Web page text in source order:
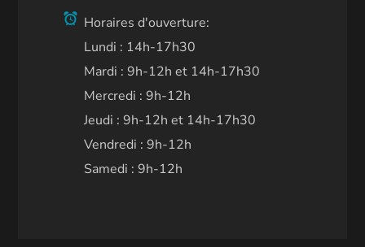
Horaires d'ouverture:
Lundi : 14h-17h30
Mardi : 9h-12h et 14h-17h30
Mercredi : 9h-12h
Jeudi : 9h-12h et 14h-17h30
Vendredi : 9h-12h
Samedi : 9h-12h